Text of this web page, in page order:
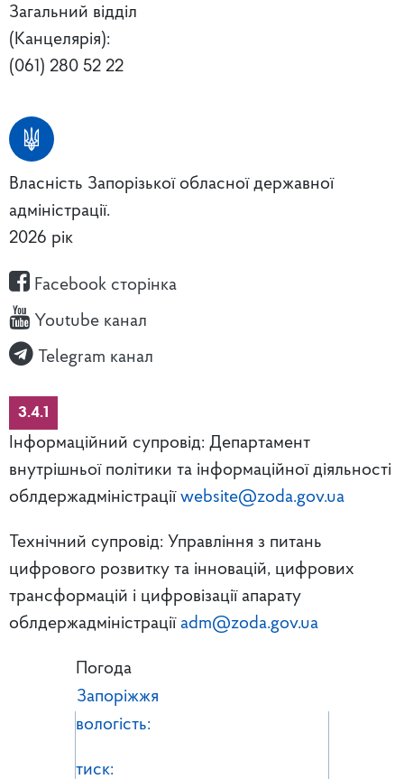
Загальний відділ
(Канцелярія):
(061) 280 52 22
Власність Запорізької обласної державної
адміністрації.
2026 рік
Facebook сторінка
Youtube канал
Telegram канал
3.4.1
Інформаційний супровід: Департамент
внутрішньої політики та інформаційної діяльності
облдержадміністрації website@zoda.gov.ua
Технічний супровід: Управління з питань
цифрового розвитку та інновацій, цифрових
трансформацій і цифровізації апарату
облдержадміністрації adm@zoda.gov.ua
Погода
Запоріжжя
вологість:
тиск: